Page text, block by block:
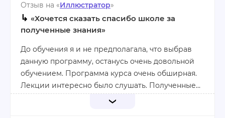
Минусы:
Я не нашла
Отзыв на «Иллюстратор»
↳ «Хочется сказать спасибо школе за
полученные знания»
До обучения я и не предполагала, что выбрав
данную программу, останусь очень довольной
обучением. Программа курса очень обширная.
Лекции интересно было слушать. Полученные
знания хотелось, как можно раньше воплотить в